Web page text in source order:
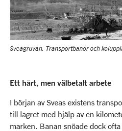
Sveagruvan. Transportbanor och
Ett hårt, men välbetalt arbete
I början av Sveas existens
till lagret med hjälp av en
marken. Banan snöade dock